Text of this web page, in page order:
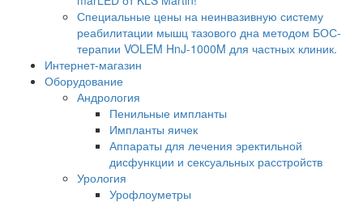
Специальные цены на неинвазивную систему
реабилитации мышц тазового дна методом БОС-
терапии VOLEM HnJ-1000M для частных клиник.
Интернет-магазин
Оборудование
Андрология
Пенильные импланты
Импланты яичек
Аппараты для лечения эректильной
дисфункции и сексуальных расстройств
Урология
Урофлоуметры